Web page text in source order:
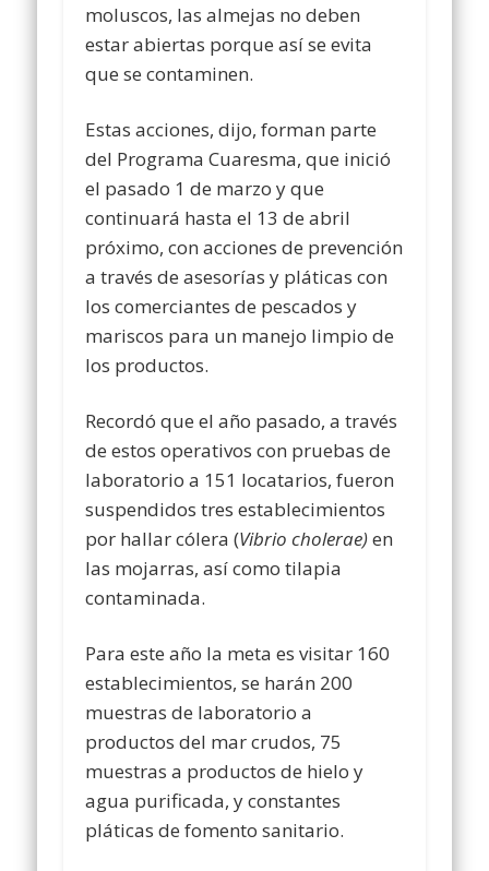
moluscos, las almejas no deben
estar abiertas porque así se evita
que se contaminen.
Estas acciones, dijo, forman parte
del Programa Cuaresma, que inició
el pasado 1 de marzo y que
continuará hasta el 13 de abril
próximo, con acciones de prevención
a través de asesorías y pláticas con
los comerciantes de pescados y
mariscos para un manejo limpio de
los productos.
Recordó que el año pasado, a través
de estos operativos con pruebas de
laboratorio a 151 locatarios, fueron
suspendidos tres establecimientos
por hallar cólera (Vibrio cholerae)en
las mojarras, así como tilapia
contaminada.
Para este año la meta es visitar 160
establecimientos, se harán 200
muestras de laboratorio a
productos del mar crudos, 75
muestras a productos de hielo y
agua purificada, y constantes
pláticas de fomento sanitario.